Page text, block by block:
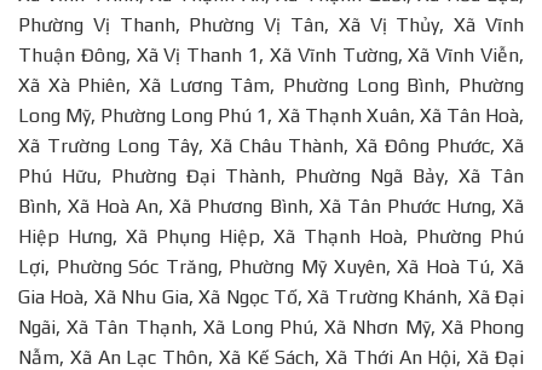
Phường Vị Thanh, Phường Vị Tân, Xã Vị Thủy, Xã Vĩnh
Thuận Đông, Xã Vị Thanh 1, Xã Vĩnh Tường, Xã Vĩnh Viễn,
Xã Xà Phiên, Xã Lương Tâm, Phường Long Bình, Phường
Long Mỹ, Phường Long Phú 1, Xã Thạnh Xuân, Xã Tân Hoà,
Xã Trường Long Tây, Xã Châu Thành, Xã Đông Phước, Xã
Phú Hữu, Phường Đại Thành, Phường Ngã Bảy, Xã Tân
Bình, Xã Hoà An, Xã Phương Bình, Xã Tân Phước Hưng, Xã
Hiệp Hưng, Xã Phụng Hiệp, Xã Thạnh Hoà, Phường Phú
Lợi, Phường Sóc Trăng, Phường Mỹ Xuyên, Xã Hoà Tú, Xã
Gia Hoà, Xã Nhu Gia, Xã Ngọc Tố, Xã Trường Khánh, Xã Đại
Ngãi, Xã Tân Thạnh, Xã Long Phú, Xã Nhơn Mỹ, Xã Phong
Nẫm, Xã An Lạc Thôn, Xã Kế Sách, Xã Thới An Hội, Xã Đại